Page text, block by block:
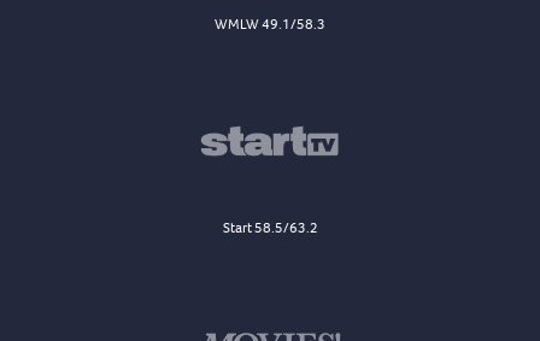
WMLW 49.1/58.3
Start 58.5/63.2